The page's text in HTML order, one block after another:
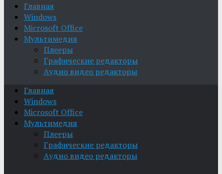
Главная
Windows
Microsoft Office
Мультимедия
Плееры
Графические редакторы
Aудио видео редакторы
Главная
Windows
Microsoft Office
Мультимедия
Плееры
Графические редакторы
Aудио видео редакторы